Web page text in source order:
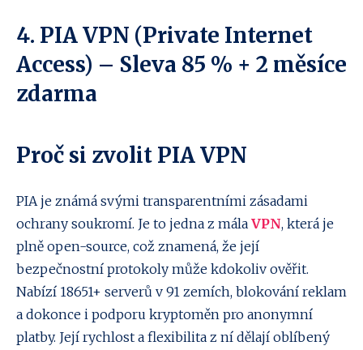
4. PIA VPN (Private Internet
Access) – Sleva 85 % + 2 měsíce
zdarma
Proč si zvolit PIA VPN
PIA je známá svými transparentními zásadami
ochrany soukromí. Je to jedna z mála VPN, která je
plně open-source, což znamená, že její
bezpečnostní protokoly může kdokoliv ověřit.
Nabízí 18651+ serverů v 91 zemích, blokování reklam
a dokonce i podporu kryptoměn pro anonymní
platby. Její rychlost a flexibilita z ní dělají oblíbený